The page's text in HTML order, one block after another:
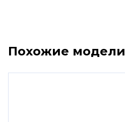
Похожие модели